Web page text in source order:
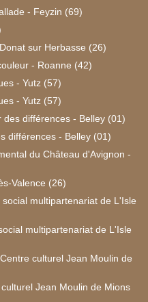
- Feyzin (69)
sur Herbasse (26)
- Roanne (42)
- Yutz (57)
- Yutz (57)
des différences - Belley (01)
différences - Belley (01)
du Château d'Avignon -
Valence (26)
multipartenariat de L'Isle
multipartenariat de L'Isle
culturel Jean Moulin de
Jean Moulin de Mions